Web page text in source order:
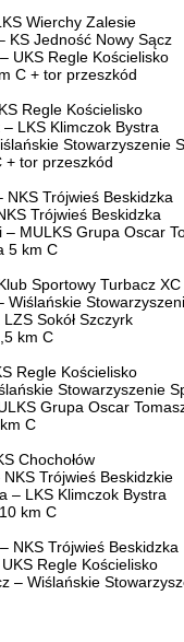
Wierchy Zalesie
KS Jedność Nowy Sącz
UKS Regle Kościelisko
C + tor przeszkód
Regle Kościelisko
LKS Klimczok Bystra
Stowarzyszenie
+ tor przeszkód
NKS Trójwieś Beskidzka
Trójwieś Beskidzka
– MULKS Grupa Oscar
5 km C
Sportowy Turbacz XC
Wiślańskie
Sokół Szczyrk
km C
Regle Kościelisko
Stowarzyszenie
Grupa Oscar
C
Chochołów
Trójwieś Beskidzkie
– LKS Klimczok Bystra
km C
NKS Trójwieś Beskidzka
Regle Kościelisko
– Wiślańskie